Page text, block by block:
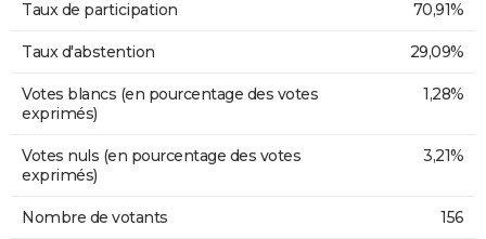
Taux de participation 70,91%
Taux d'abstention 29,09%
Votes blancs (en pourcentage des votes
exprimés)
1,28%
Votes nuls (en pourcentage des votes
exprimés)
3,21%
Nombre de votants 156